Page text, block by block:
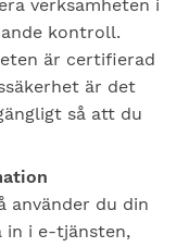
verksamheten i
kontroll.
är certifierad
är det
så att du
använder du din
in i e-tjänsten,